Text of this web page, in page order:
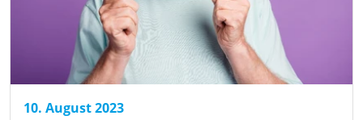
10. August 2023